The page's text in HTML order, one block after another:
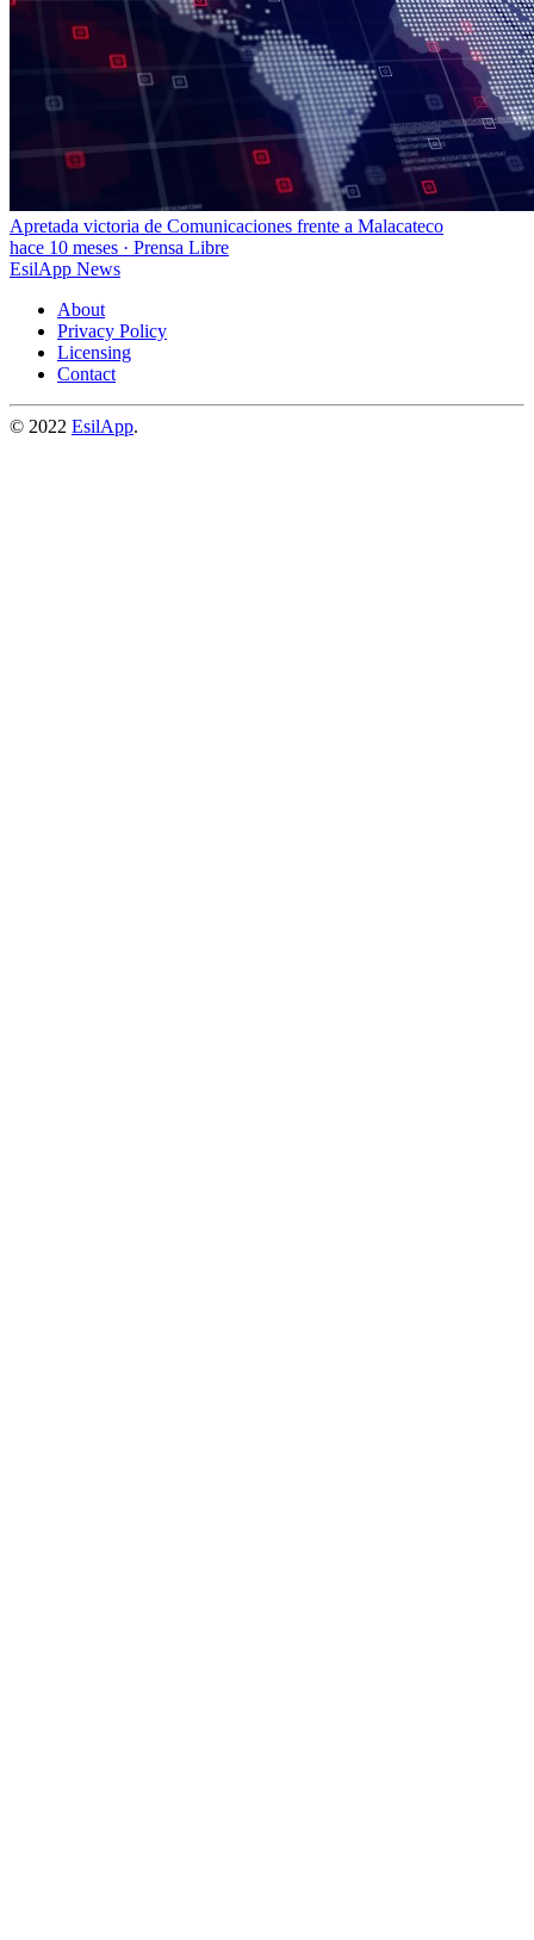
Apretada victoria de Comunicaciones frente a Malacateco
hace 10 meses · Prensa Libre
EsilApp News
About
Privacy Policy
Licensing
Contact
© 2022 EsilApp.